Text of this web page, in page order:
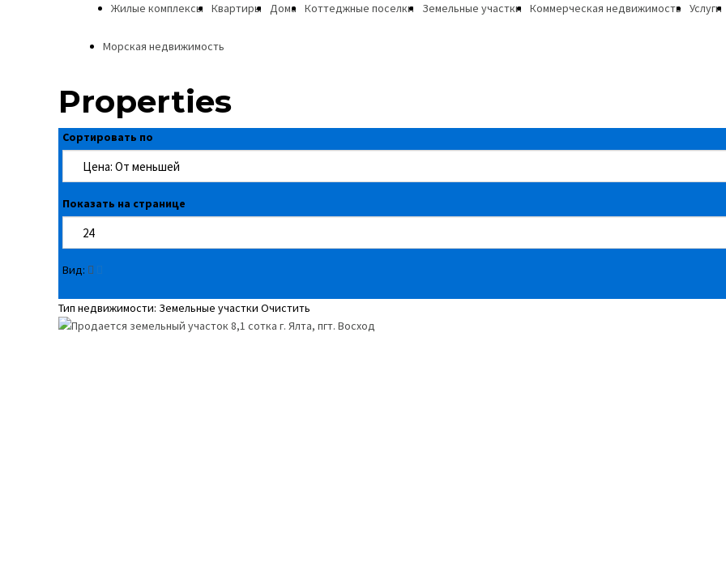
Жилые комплексы Квартиры Дома Коттеджные поселки Земельные участки Коммерческая недвижимость Услуги
Морская недвижимость
Properties
Сортировать по
Показать на странице
Вид:
Тип недвижимости: Земельные участки Очистить